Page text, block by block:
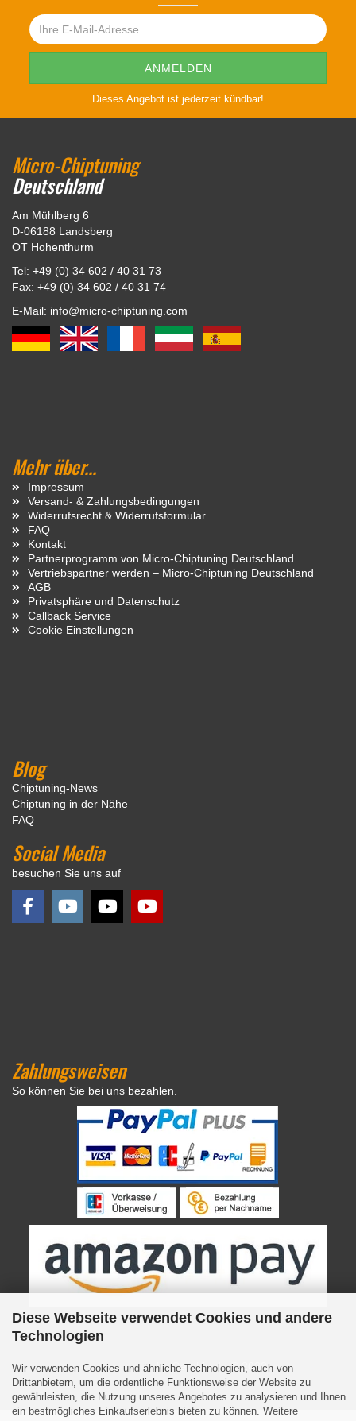
Diese Webseite verwendet Cookies und andere
Technologien
Wir verwenden Cookies und ähnliche Technologien, auch von
Drittanbietern, um die ordentliche Funktionsweise der Website zu
gewährleisten, die Nutzung unseres Angebotes zu analysieren und Ihnen
ein bestmögliches Einkaufserlebnis bieten zu können. Weitere
Dieses Angebot ist jederzeit kündbar!
Micro-Chiptuning
Deutschland
Am Mühlberg 6
D-06188 Landsberg
OT Hohenthurm
Tel: +49 (0) 34 602 / 40 31 73
Fax: +49 (0) 34 602 / 40 31 74
E-Mail: info@micro-chiptuning.com
Mehr über...
Impressum
Versand- & Zahlungsbedingungen
Widerrufsrecht & Widerrufsformular
FAQ
Kontakt
Partnerprogramm von Micro-Chiptuning Deutschland
Vertriebspartner werden – Micro-Chiptuning Deutschland
AGB
Privatsphäre und Datenschutz
Callback Service
Cookie Einstellungen
Blog
Chiptuning-News
Chiptuning in der Nähe
FAQ
Social Media
besuchen Sie uns auf
Zahlungsweisen
So können Sie bei uns bezahlen.
Internetshopby Gambio.de © 2023